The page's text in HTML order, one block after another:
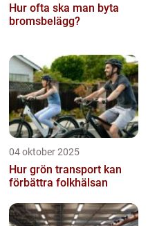
Hur ofta ska man byta
bromsbelägg?
04 oktober 2025
Hur grön transport kan
förbättra folkhälsan